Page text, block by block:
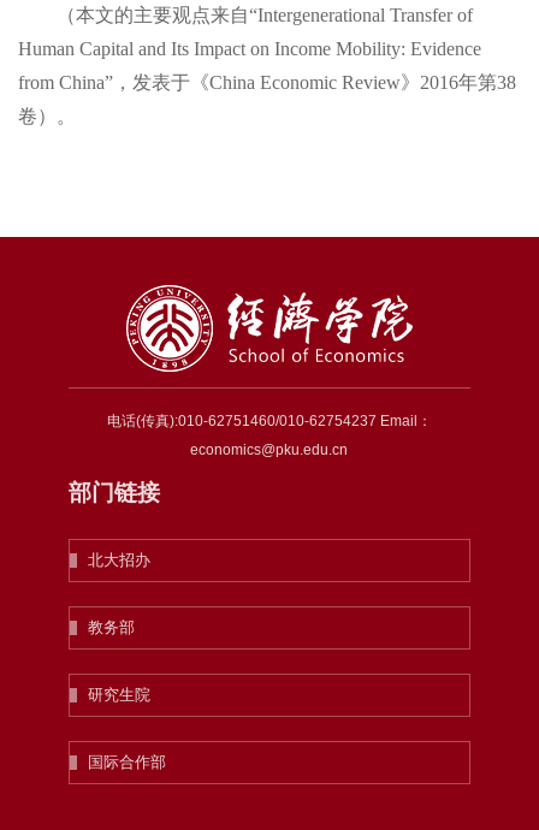
（本文的主要观点来自“Intergenerational Transfer of
Human Capital and Its Impact on Income Mobility: Evidence
from China”，发表于《China Economic Review》2016年第38
卷）。
电话(传真):010-62751460/010-62754237 Email：
economics@pku.edu.cn
部门链接
北大招办
教务部
研究生院
国际合作部